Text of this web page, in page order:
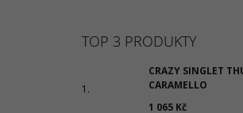
TOP 3 PRODUKTY
CRAZY SINGLET
CARAMELLO
1 065 Kč